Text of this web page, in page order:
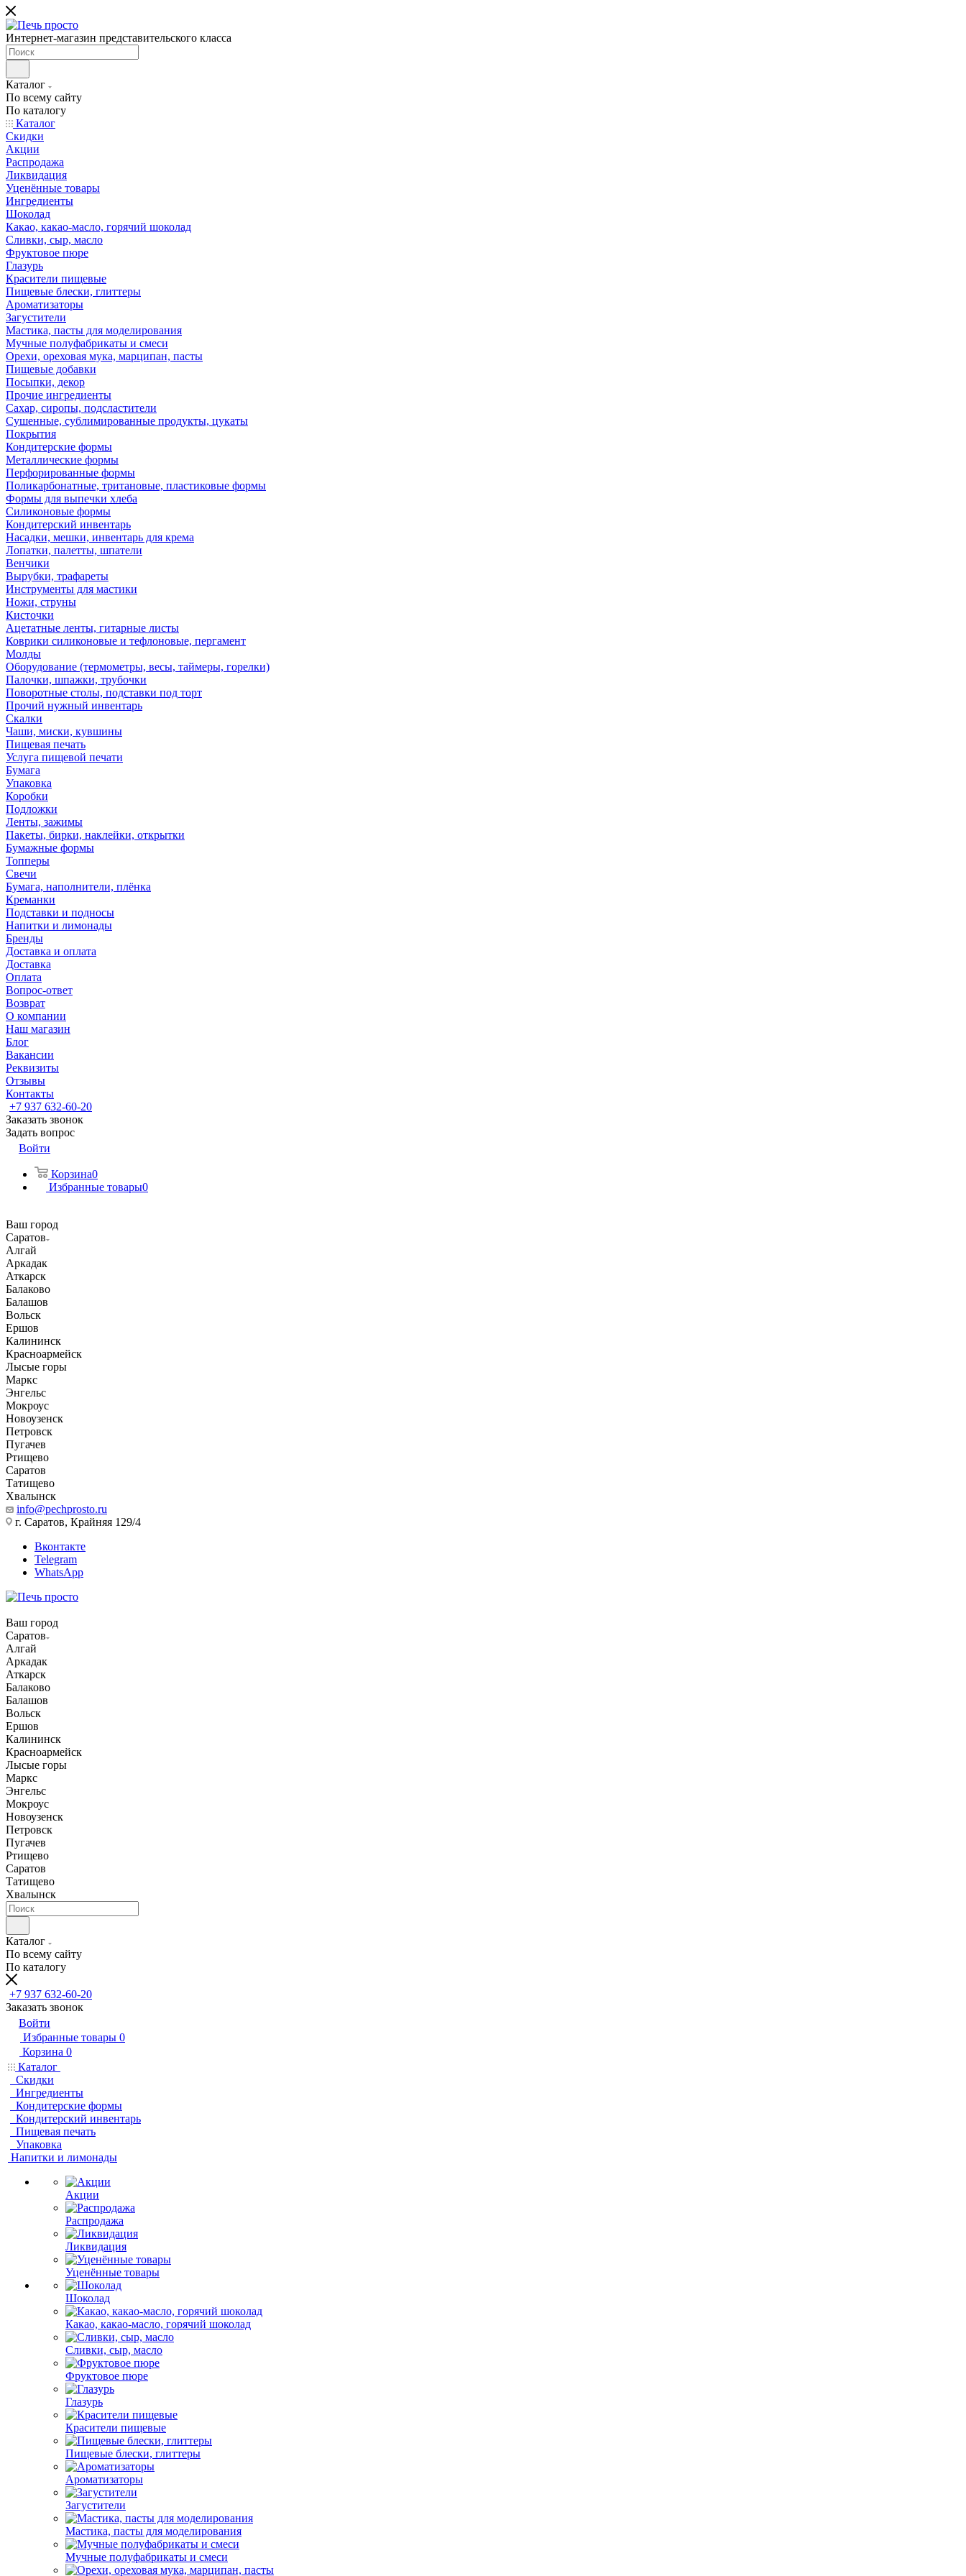
Интернет-магазин представительского класса
Каталог
По всему сайту
По каталогу
Каталог
Скидки
Акции
Распродажа
Ликвидация
Уценённые товары
Ингредиенты
Шоколад
Какао, какао-масло, горячий шоколад
Сливки, сыр, масло
Фруктовое пюре
Глазурь
Красители пищевые
Пищевые блески, глиттеры
Ароматизаторы
Загустители
Мастика, пасты для моделирования
Мучные полуфабрикаты и смеси
Орехи, ореховая мука, марципан, пасты
Пищевые добавки
Посыпки, декор
Прочие ингредиенты
Сахар, сиропы, подсластители
Сушенные, сублимированные продукты, цукаты
Покрытия
Кондитерские формы
Металлические формы
Перфорированные формы
Поликарбонатные, тритановые, пластиковые формы
Формы для выпечки хлеба
Силиконовые формы
Кондитерский инвентарь
Насадки, мешки, инвентарь для крема
Лопатки, палетты, шпатели
Венчики
Вырубки, трафареты
Инструменты для мастики
Ножи, струны
Кисточки
Ацетатные ленты, гитарные листы
Коврики силиконовые и тефлоновые, пергамент
Молды
Оборудование (термометры, весы, таймеры, горелки)
Палочки, шпажки, трубочки
Поворотные столы, подставки под торт
Прочий нужный инвентарь
Скалки
Чаши, миски, кувшины
Пищевая печать
Услуга пищевой печати
Бумага
Упаковка
Коробки
Подложки
Ленты, зажимы
Пакеты, бирки, наклейки, открытки
Бумажные формы
Топперы
Свечи
Бумага, наполнители, плёнка
Креманки
Подставки и подносы
Напитки и лимонады
Бренды
Доставка и оплата
Доставка
Оплата
Вопрос-ответ
Возврат
О компании
Наш магазин
Блог
Вакансии
Реквизиты
Отзывы
Контакты
+7 937 632-60-20
Заказать звонок
Задать вопрос
Войти
Корзина0
Избранные товары0
Ваш город
Саратов
Алгай
Аркадак
Аткарск
Балаково
Балашов
Вольск
Ершов
Калининск
Красноармейск
Лысые горы
Маркс
Энгельс
Мокроус
Новоузенск
Петровск
Пугачев
Ртищево
Саратов
Татищево
Хвалынск
info@pechprosto.ru
г. Саратов, Крайняя 129/4
Вконтакте
Telegram
WhatsApp
Ваш город
Саратов
Алгай
Аркадак
Аткарск
Балаково
Балашов
Вольск
Ершов
Калининск
Красноармейск
Лысые горы
Маркс
Энгельс
Мокроус
Новоузенск
Петровск
Пугачев
Ртищево
Саратов
Татищево
Хвалынск
Каталог
По всему сайту
По каталогу
+7 937 632-60-20
Заказать звонок
Войти
Избранные товары 0
Корзина 0
Каталог
Скидки
Ингредиенты
Кондитерские формы
Кондитерский инвентарь
Пищевая печать
Упаковка
Напитки и лимонады
Акции
Распродажа
Ликвидация
Уценённые товары
Шоколад
Какао, какао-масло, горячий шоколад
Сливки, сыр, масло
Фруктовое пюре
Глазурь
Красители пищевые
Пищевые блески, глиттеры
Ароматизаторы
Загустители
Мастика, пасты для моделирования
Мучные полуфабрикаты и смеси